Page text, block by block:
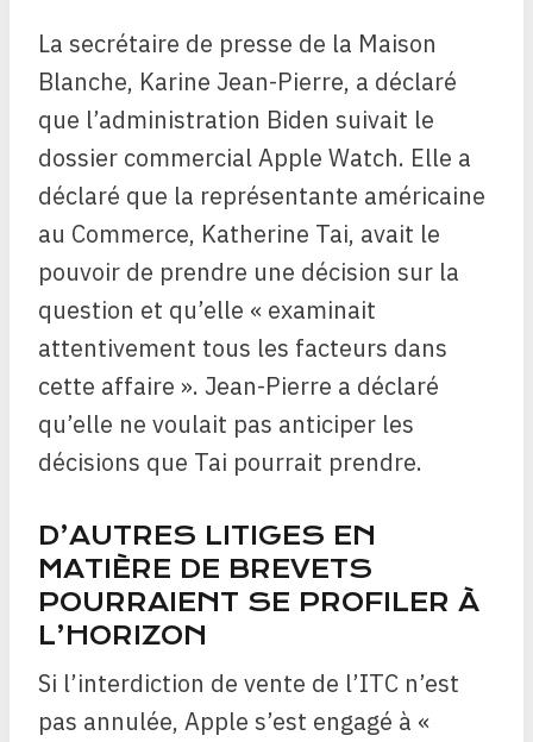
La secrétaire de presse de la Maison
Blanche, Karine Jean-Pierre, a déclaré
que l’administration Biden suivait le
dossier commercial Apple Watch. Elle a
déclaré que la représentante américaine
au Commerce, Katherine Tai, avait le
pouvoir de prendre une décision sur la
question et qu’elle « examinait
attentivement tous les facteurs dans
cette affaire ». Jean-Pierre a déclaré
qu’elle ne voulait pas anticiper les
décisions que Tai pourrait prendre.
D’AUTRES LITIGES EN
MATIÈRE DE BREVETS
POURRAIENT SE PROFILER À
L’HORIZON
Si l’interdiction de vente de l’ITC n’est
pas annulée, Apple s’est engagé à «